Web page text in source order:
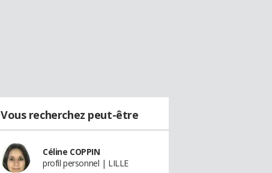
Vous recherchez peut-être
Céline COPPIN
profil personnel | LILLE